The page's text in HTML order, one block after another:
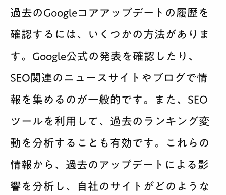
過去のGoogleコアアップデートの履歴を
確認するには、いくつかの方法がありま
す。Google公式の発表を確認したり、
SEO関連のニュースサイトやブログで情
報を集めるのが一般的です。また、SEO
ツールを利用して、過去のランキング変
動を分析することも有効です。これらの
情報から、過去のアップデートによる影
響を分析し、自社のサイトがどのような